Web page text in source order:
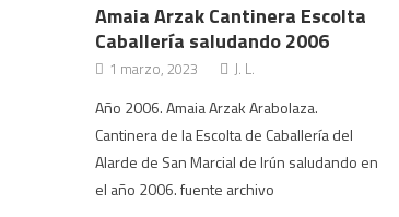
Amaia Arzak Cantinera Escolta
Caballería saludando 2006
1 marzo, 2023 J. L.
Año 2006. Amaia Arzak Arabolaza.
Cantinera de la Escolta de Caballería del
Alarde de San Marcial de Irún saludando en
el año 2006. fuente archivo